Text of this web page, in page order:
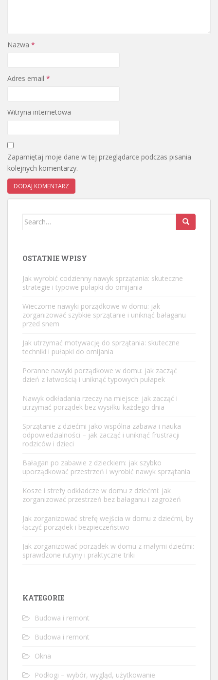
Nazwa *
Adres email *
Witryna internetowa
Zapamiętaj moje dane w tej przeglądarce podczas pisania
kolejnych komentarzy.
Search
OSTATNIE WPISY
Jak wyrobić codzienny nawyk sprzątania: skuteczne
strategie i typowe pułapki do omijania
Wieczorne nawyki porządkowe w domu: jak
zorganizować szybkie sprzątanie i uniknąć bałaganu
przed snem
Jak utrzymać motywację do sprzątania: skuteczne
techniki i pułapki do omijania
Poranne nawyki porządkowe w domu: jak zacząć
dzień z łatwością i uniknąć typowych pułapek
Nawyk odkładania rzeczy na miejsce: jak zacząć i
utrzymać porządek bez wysiłku każdego dnia
Sprzątanie z dziećmi jako wspólna zabawa i nauka
odpowiedzialności – jak zacząć i uniknąć frustracji
rodziców i dzieci
Bałagan po zabawie z dzieckiem: jak szybko
uporządkować przestrzeń i wyrobić nawyk sprzątania
Kosze i strefy odkładcze w domu z dziećmi: jak
zorganizować przestrzeń bez bałaganu i zagrożeń
Jak zorganizować strefę wejścia w domu z dziećmi, by
łączyć porządek i bezpieczeństwo
Jak zorganizować porządek w domu z małymi dziećmi:
sprawdzone rutyny i praktyczne triki
KATEGORIE
Budowa i remont
Budowa i remont
Okna
Podłogi – wybór, wygląd, użytkowanie